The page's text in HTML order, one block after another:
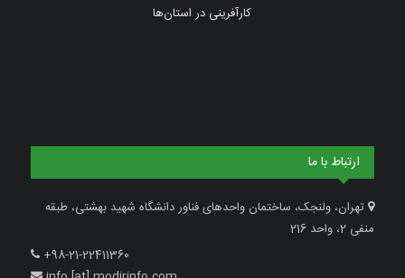
کارآفرینی در استان‌ها
ارتباط با ما
تهران، ولنجک، ساختمان واحدهای فناور دانشگاه شهید بهشتی، طبقه
منفی 2، واحد 216
+98-21-22411360